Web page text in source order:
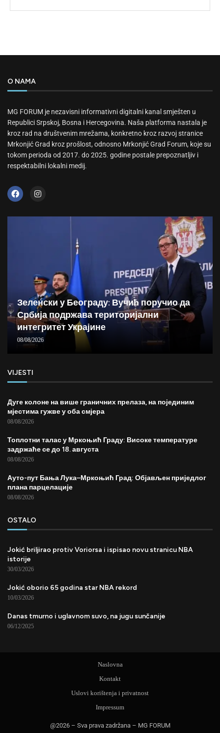
O NAMA
MG FORUM je nezavisni informativni digitalni kanal smješten u
Republici Srpskoj, Bosna i Hercegovina. Naša platforma nastala je
kroz rad na društvenim mrežama, konkretno kroz razvoj stranice
Mrkonjić Grad kroz prošlost, odnosno Mrkonjić Grad Forum, koje su
tokom perioda od 2017. do 2025. godine postale prepoznatljiv i
respektabilni lokalni medij.
Зеленски у Београду: Вучић поручио да
Србија подржава територијални
интегритет Украјине
08/08/2026
VIJESTI
Дуге колоне на више граничних прелаза, на појединим
мјестима гужве у оба смјера
08/08/2026
Топлотни талас у Мркоњић Граду: Високе температуре
задржаће се до 18. августа
08/08/2026
Ауто-пут Бања Лука–Мркоњић Град: Објављен приједлог
плана парцелације
08/08/2026
OSTALO
Jokić briljirao protiv Voriorsa i ispisao novu stranicu NBA
istorije
30/03/2026
Jokić oborio 65 godina star NBA rekord
10/03/2026
Danas tmurno i uglavnom suvo, na jugu sunčanije
06/12/2025
@2026 – Sva prava zadržana – MG FORUM
Naslovna
Kontakt
Uslovi korištenja i privatnost
Impressum